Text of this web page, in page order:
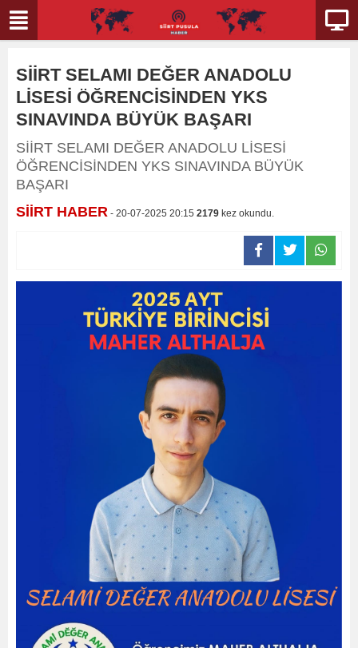
SİİRT SELAMI DEĞER ANADOLU
LİSESİ ÖĞRENCİSİNDEN YKS
SINAVINDA BÜYÜK BAŞARI
SİİRT SELAMI DEĞER ANADOLU LİSESİ
ÖĞRENCİSİNDEN YKS SINAVINDA BÜYÜK
BAŞARI
SİİRT HABER - 20-07-2025 20:15 2179 kez okundu.